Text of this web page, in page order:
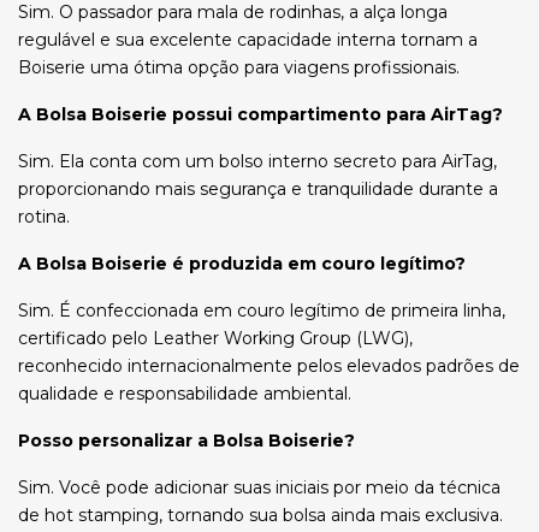
Sim. O passador para mala de rodinhas, a alça longa
regulável e sua excelente capacidade interna tornam a
Boiserie uma ótima opção para viagens profissionais.
A Bolsa Boiserie possui compartimento para AirTag?
Sim. Ela conta com um bolso interno secreto para AirTag,
proporcionando mais segurança e tranquilidade durante a
rotina.
A Bolsa Boiserie é produzida em couro legítimo?
Sim. É confeccionada em couro legítimo de primeira linha,
certificado pelo Leather Working Group (LWG),
reconhecido internacionalmente pelos elevados padrões de
qualidade e responsabilidade ambiental.
Posso personalizar a Bolsa Boiserie?
Sim. Você pode adicionar suas iniciais por meio da técnica
de hot stamping, tornando sua bolsa ainda mais exclusiva.